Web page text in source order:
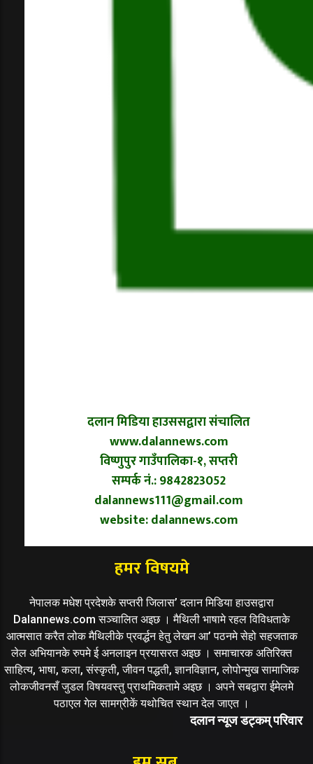
दलान मिडिया हाउससद्वारा संचालित
www.dalannews.com
विष्णुपुर गाउँपालिका-१, सप्तरी
सम्पर्क नं.: 9842823052
dalannews111@gmail.com
website: dalannews.com
हमर विषयमे
नेपालक मधेश प्रदेशके सप्तरी जिलास’ दलान मिडिया हाउसद्वारा
Dalannews.com सञ्चालित अइछ । मैथिली भाषामे रहल विविधताके
आत्मसात करैत लोक मैथिलीके प्रवर्द्धन हेतु लेखन आ’ पठनमे सेहो सहजताक
लेल अभियानके रुपमे ई अनलाइन प्रयासरत अइछ । समाचारक अतिरिक्त
साहित्य, भाषा, कला, संस्कृती, जीवन पद्धती, ज्ञानविज्ञान, लोपोन्मुख सामाजिक
लोकजीवनसँ जुडल विषयवस्तु प्राथमिकतामे अइछ । अपने सबद्वारा ईमेलमे
पठाएल गेल सामग्रीकें यथोचित स्थान देल जाएत ।
दलान न्यूज डट्कम् परिवार